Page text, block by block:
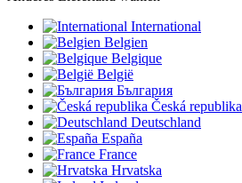
International
Belgien
Belgique
België
България
Česká republika
Deutschland
España
France
Hrvatska